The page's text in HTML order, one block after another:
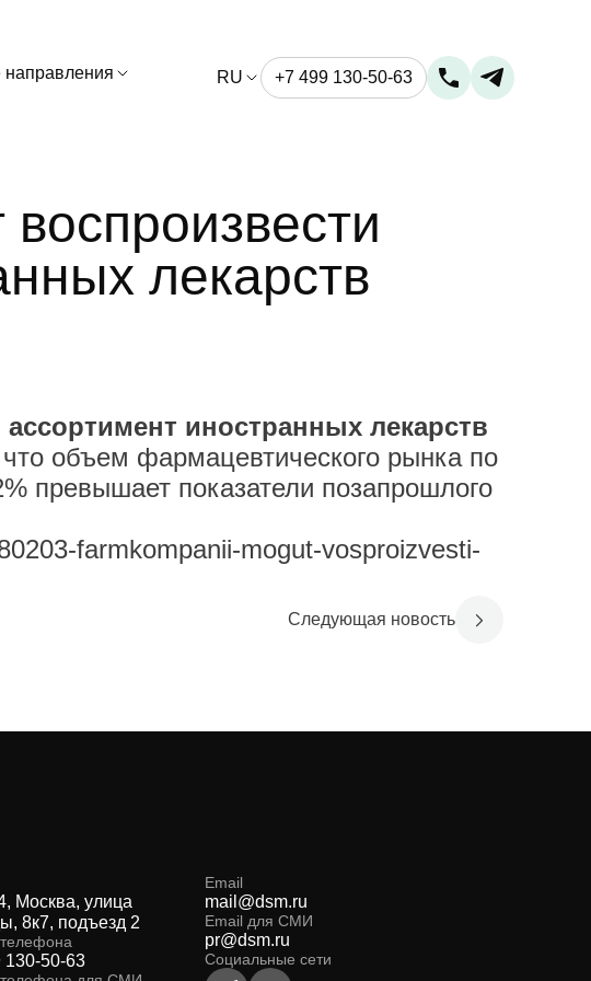
направления RU +7 499 130-50-63
лекарств
иностранных лекарств
объем фармацевтического рынка по
превышает показатели позапрошлого
farmkompanii-mogut-vosproizvesti-
Следующая новость
Москва, улица
8к7, подъезд 2
130-50-63
Email
mail@dsm.ru
Email для СМИ
pr@dsm.ru
Социальные сети